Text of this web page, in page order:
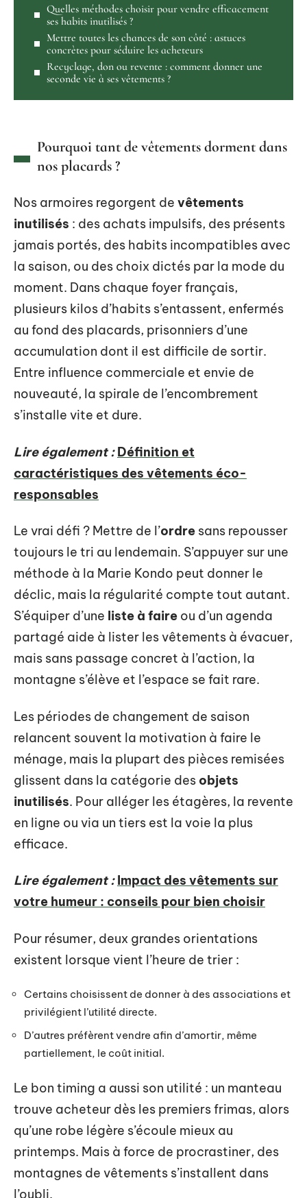
Quelles méthodes choisir pour vendre efficacement
ses habits inutilisés ?
Mettre toutes les chances de son côté : astuces
concrètes pour séduire les acheteurs
Recyclage, don ou revente : comment donner une
seconde vie à ses vêtements ?
Pourquoi tant de vêtements dorment dans
nos placards ?
Nos armoires regorgent de vêtements
inutilisés : des achats impulsifs, des présents
jamais portés, des habits incompatibles avec
la saison, ou des choix dictés par la mode du
moment. Dans chaque foyer français,
plusieurs kilos d’habits s’entassent, enfermés
au fond des placards, prisonniers d’une
accumulation dont il est difficile de sortir.
Entre influence commerciale et envie de
nouveauté, la spirale de l’encombrement
s’installe vite et dure.
Lire également : Définition et
caractéristiques des vêtements éco-
responsables
Le vrai défi ? Mettre de l’ordre sans repousser
toujours le tri au lendemain. S’appuyer sur une
méthode à la Marie Kondo peut donner le
déclic, mais la régularité compte tout autant.
S’équiper d’une liste à faire ou d’un agenda
partagé aide à lister les vêtements à évacuer,
mais sans passage concret à l’action, la
montagne s’élève et l’espace se fait rare.
Les périodes de changement de saison
relancent souvent la motivation à faire le
ménage, mais la plupart des pièces remisées
glissent dans la catégorie des objets
inutilisés. Pour alléger les étagères, la revente
en ligne ou via un tiers est la voie la plus
efficace.
Lire également : Impact des vêtements sur
votre humeur : conseils pour bien choisir
Pour résumer, deux grandes orientations
existent lorsque vient l’heure de trier :
Certains choisissent de donner à des associations et
privilégient l’utilité directe.
D’autres préfèrent vendre afin d’amortir, même
partiellement, le coût initial.
Le bon timing a aussi son utilité : un manteau
trouve acheteur dès les premiers frimas, alors
qu’une robe légère s’écoule mieux au
printemps. Mais à force de procrastiner, des
montagnes de vêtements s’installent dans
l’oubli.